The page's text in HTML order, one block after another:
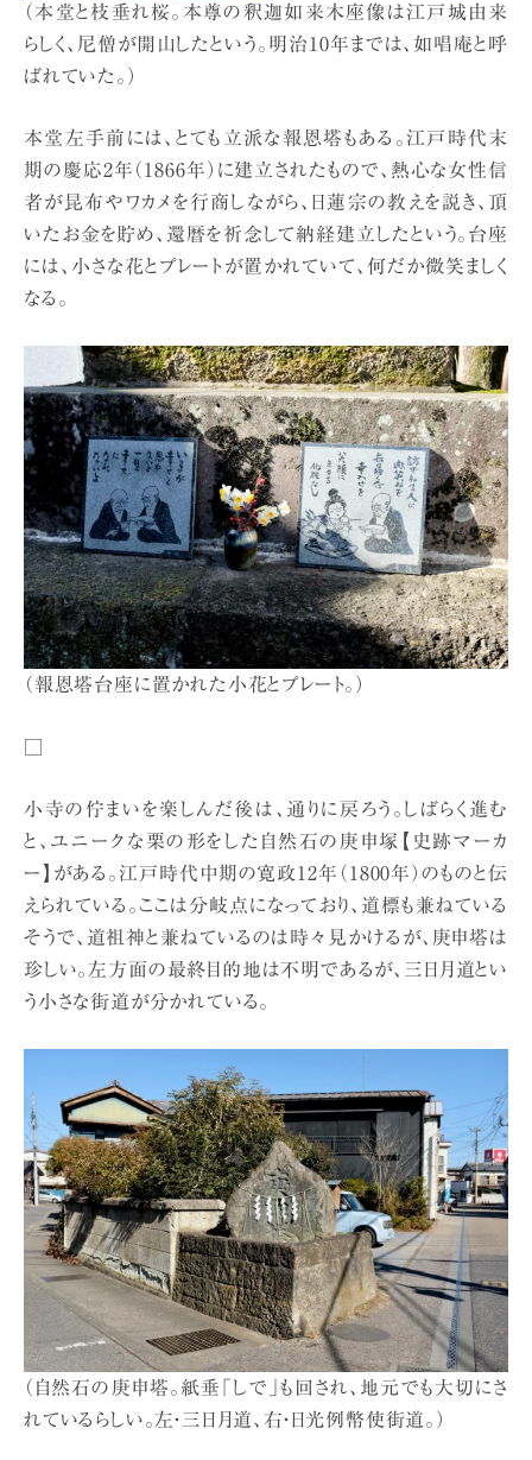
（本堂と枝垂れ桜。本尊の釈迦如来木座像は江戸城由来
らしく、尼僧が開山したという。明治10年までは、如唱庵と呼
ばれていた。）
本堂左手前には、とても立派な報恩塔もある。江戸時代末
期の慶応2年（1866年）に建立されたもので、熱心な女性信
者が昆布やワカメを行商しながら、日蓮宗の教えを説き、頂
いたお金を貯め、還暦を祈念して納経建立したという。台座
には、小さな花とプレートが置かれていて、何だか微笑ましく
なる。
（報恩塔台座に置かれた小花とプレート。）
小寺の佇まいを楽しんだ後は、通りに戻ろう。しばらく進む
と、ユニークな栗の形をした自然石の庚申塚【史跡マーカ
ー】がある。江戸時代中期の寛政12年（1800年）のものと伝
えられている。ここは分岐点になっており、道標も兼ねている
そうで、道祖神と兼ねているのは時々見かけるが、庚申塔は
珍しい。左方面の最終目的地は不明であるが、三日月道とい
う小さな街道が分かれている。
（自然石の庚申塔。紙垂「しで」も回され、地元でも大切にさ
れているらしい。左・三日月道、右・日光例幣使街道。）